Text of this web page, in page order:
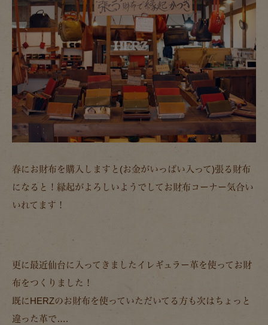
春にお財布を購入しますと(お金がいっぱい入って)張る財布
になると！縁起がよろしいようでしてお財布コーナー気合い
いれてます！
更に最近仙台に入ってきましたイレギュラー革を使ってお財
布をつくりました！
既にHERZのお財布を使っていただいてる方も次はちょっと
違った革で….